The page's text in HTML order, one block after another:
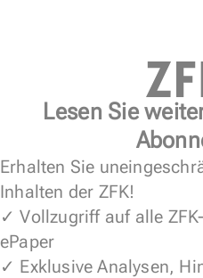
Lesen Sie
Erhalten Sie
Inhalten der ZFK!
✓ Vollzugriff auf alle
ePaper
✓ Exklusive Analysen,